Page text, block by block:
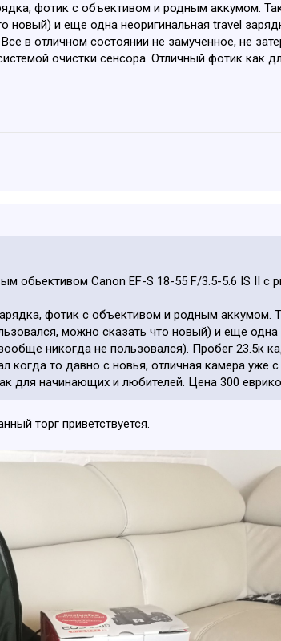
фотик с объективом и родным аккумом.
новый) и еще одна неоригинальная travel
в отличном состоянии не замученное, не
очистки сенсора. Отличный фотик как
обьективом Canon EF-S 18-55 F/3.5-5.6 IS II с
фотик с объективом и родным аккумом.
можно сказать что новый) и еще одна
никогда не пользовался). Пробег 23.5к
когда то давно с новья, отличная камера уже
для начинающих и любителей. Цена 300
торг приветствуется.